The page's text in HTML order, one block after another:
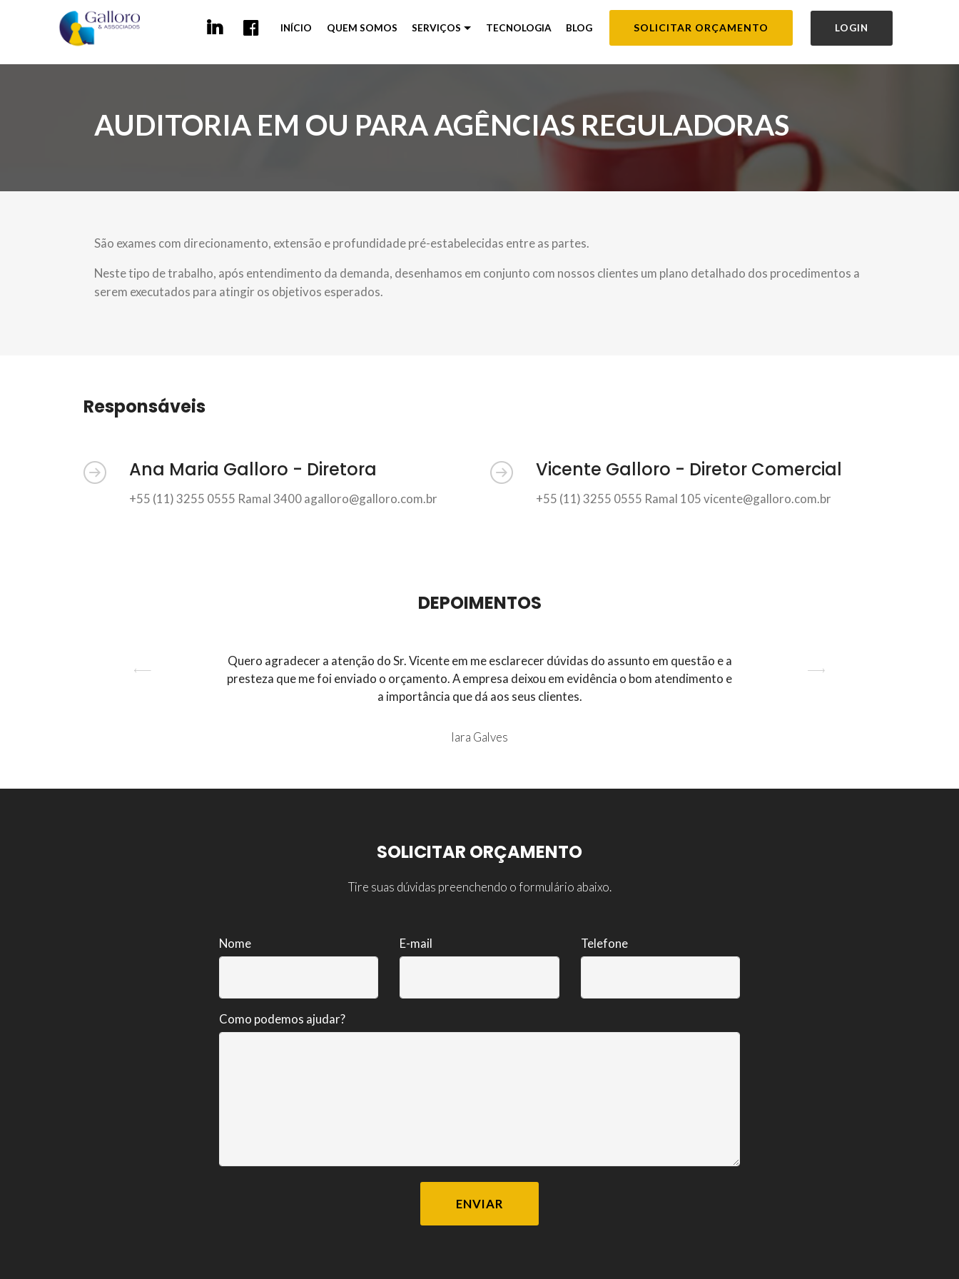
INÍCIO QUEM SOMOS SERVIÇOS TECNOLOGIA BLOG SOLICITAR ORÇAMENTO LOGIN
AUDITORIA EM OU PARA AGÊNCIAS REGULADORAS
São exames com direcionamento, extensão e profundidade pré-estabelecidas entre as partes.
Neste tipo de trabalho, após entendimento da demanda, desenhamos em conjunto com nossos clientes um plano detalhado dos procedimentos a
serem executados para atingir os objetivos esperados.
Responsáveis
Ana Maria Galloro - Diretora
+55 (11) 3255 0555 Ramal 3400agalloro@galloro.com.br
Vicente Galloro - Diretor Comercial
+55 (11) 3255 0555 Ramal 105vicente@galloro.com.br
DEPOIMENTOS
Quero agradecer a atenção do Sr. Vicente em me esclarecer dúvidas do assunto em questão e a
presteza que me foi enviado o orçamento. A empresa deixou em evidência o bom atendimento e
a importância que dá aos seus clientes.
Iara Galves
Previous Next
SOLICITAR ORÇAMENTO
Tire suas dúvidas preenchendo o formulário abaixo.
Nome E-mail Telefone
Como podemos ajudar?
ENVIAR